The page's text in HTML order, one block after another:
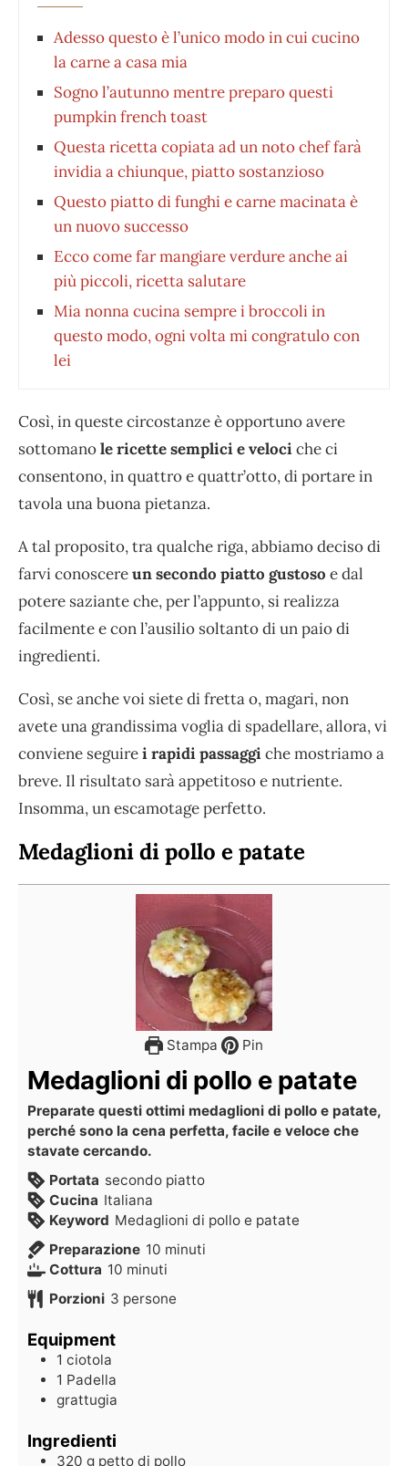
Adesso questo è l’unico modo in cui cucino
la carne a casa mia
Sogno l’autunno mentre preparo questi
pumpkin french toast
Questa ricetta copiata ad un noto chef farà
invidia a chiunque, piatto sostanzioso
Questo piatto di funghi e carne macinata è
un nuovo successo
Ecco come far mangiare verdure anche ai
più piccoli, ricetta salutare
Mia nonna cucina sempre i broccoli in
questo modo, ogni volta mi congratulo con
lei
Così, in queste circostanze è opportuno avere
sottomanole ricette semplici e velociche ci
consentono, in quattro e quattr’otto, di portare in
tavola una buona pietanza.
A tal proposito, tra qualche riga, abbiamo deciso di
farvi conoscereun secondo piatto gustoso e dal
potere saziante che, per l’appunto, si realizza
facilmente e con l’ausilio soltanto di un paio di
ingredienti.
Così, se anche voi siete di fretta o, magari, non
avete una grandissima voglia di spadellare, allora, vi
conviene seguirei rapidi passaggiche mostriamo a
breve. Il risultato sarà appetitoso e nutriente.
Insomma, un escamotage perfetto.
Medaglioni di pollo e patate
Stampa Pin
Medaglioni di pollo e patate
Preparate questi ottimi medaglioni di pollo e patate,
perché sono la cena perfetta, facile e veloce che
stavate cercando.
Portata secondo piatto
Cucina Italiana
Keyword Medaglioni di pollo e patate
Preparazione 10 minuti
Cottura 10 minuti
Porzioni 3 persone
Equipment
1 ciotola
1 Padella
grattugia
Ingredienti
320 g petto di pollo